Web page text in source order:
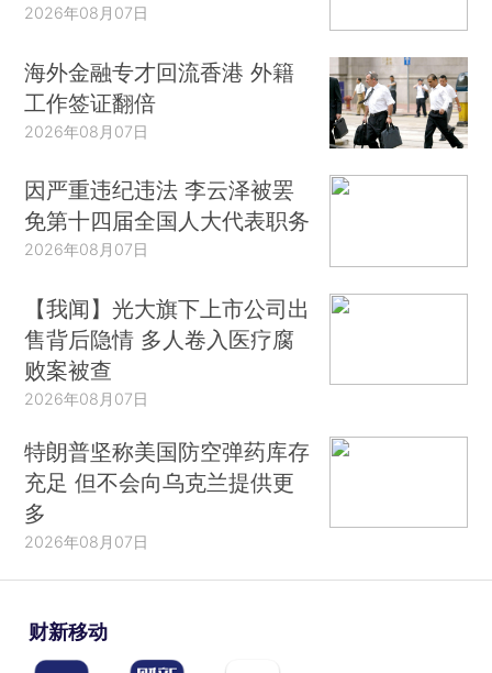
2026年08月07日
海外金融专才回流香港 外籍
工作签证翻倍
2026年08月07日
因严重违纪违法 李云泽被罢
免第十四届全国人大代表职务
2026年08月07日
【我闻】光大旗下上市公司出
售背后隐情 多人卷入医疗腐
败案被查
2026年08月07日
特朗普坚称美国防空弹药库存
充足 但不会向乌克兰提供更
多
2026年08月07日
财新移动